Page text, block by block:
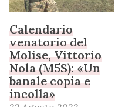
Calendario
venatorio del
Molise, Vittorio
Nola (M5S): «Un
banale copia e
incolla»